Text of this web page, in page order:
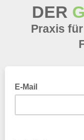
DER
Praxis
E-Mail